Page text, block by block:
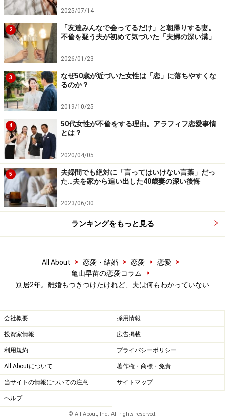
すよね」
そのことを夫は覚えていないそうだ。自分だって保育園
のお迎えはしていたというのだが、ミカさんは当時の日
記から、夫がお迎えにいったのは月に1回程度だと論破
した。
「夫は自分がすごく家庭に関わっていたという認識があ
るようなんですが、日記を見ると全然関わっていない。
仕事だと言って自分だけ友人と遊びに行って、あとから
バレたりもしている。どうしてそういう記憶の塗り替え
が起こってしまうんでしょう。夫は自分が正しいと思い
込んでいるからじゃないでしょうか」
別居から2年、彼女はとうとう離婚届をつきつけた。夫
ちらの弁護士との話し合いもしないという態度。調停、
審判へと進むしかないかもしれません」
放しているミカさんだが、夫は「妻と直接、話したい」
の一点張りだとか。
夫の記憶は夫の中では正しいのかもしれない。妻からの
再三のサインも、夫は気づかなかったのかもしれない。
ただ、最後にミカさんが言ったように、「自分は正し
い」という思い込みが強すぎるのではないだろうか。夫
が素の自分を出して妻と話し合っていれば、ここまで問
2025/07/14
2
「友達みんなで会ってるだけ」と朝帰りする妻。
不倫を疑う夫が初めて気づいた「夫婦の深い溝」
2026/01/23
3
なぜ50歳が近づいた女性は「恋」に落ちやすくな
るのか？
2019/10/25
4
50代女性が不倫をする理由。アラフィフ恋愛事情
とは？
2020/04/05
5
夫婦間でも絶対に「言ってはいけない言葉」だっ
た…夫を家から追い出した40歳妻の深い後悔
2023/06/30
ランキングをもっと見る
All About > 恋愛・結婚 > 恋愛 > 恋愛
>
亀山早苗の恋愛コラム
>
別居2年。離婚もつきつけたけれど、夫は何もわかっていない
会社概要 採用情報
投資家情報 広告掲載
利用規約 プライバシーポリシー
All Aboutについて 著作権・商標・免責
当サイトの情報についての注意 サイトマップ
ヘルプ
© All About, Inc. All rights reserved.